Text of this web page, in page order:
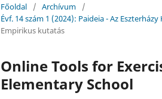
Főoldal / Archívum
/
Évf. 14 szám 1 (2024): Paideia - Az
Empirikus kutatás
Online Tools for
Elementary School